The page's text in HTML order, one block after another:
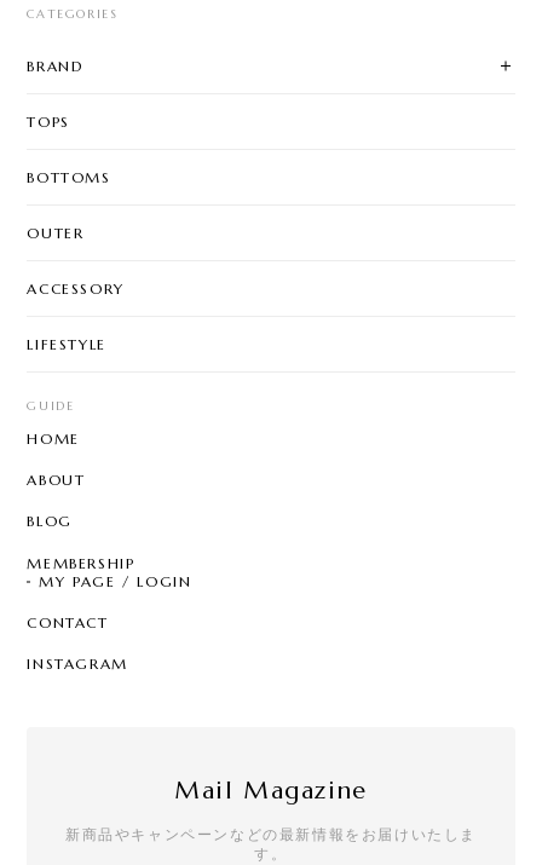
CATEGORIES
BRAND
TOPS
BOTTOMS
OUTER
ACCESSORY
LIFESTYLE
GUIDE
HOME
ABOUT
BLOG
MEMBERSHIP
MY PAGE / LOGIN
CONTACT
INSTAGRAM
Mail Magazine
新商品やキャンペーンなどの最新情報をお届けいたしま
す。